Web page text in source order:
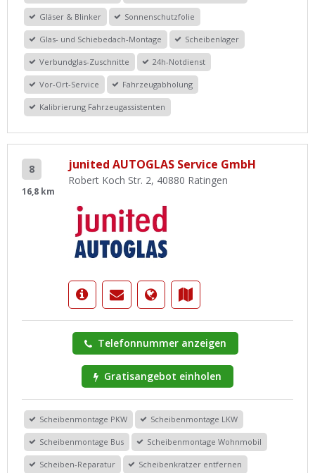
Gläser & Blinker Sonnenschutzfolie
Glas- und Schiebedach-Montage Scheibenlager
Verbundglas-Zuschnitte 24h-Notdienst
Vor-Ort-Service Fahrzeugabholung
Kalibrierung Fahrzeugassistenten
8
16,8 km
junited AUTOGLAS Service GmbH
Robert Koch Str. 2, 40880 Ratingen
Telefonnummer anzeigen
Gratisangebot einholen
Scheibenmontage PKW Scheibenmontage LKW
Scheibenmontage Bus Scheibenmontage Wohnmobil
Scheiben-Reparatur Scheibenkratzer entfernen